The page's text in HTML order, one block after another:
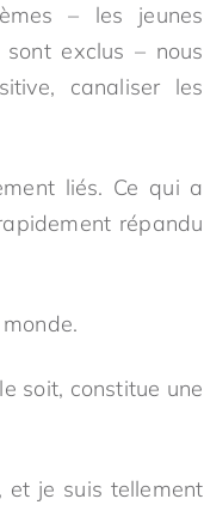
– les jeunes
exclus – nous
canaliser les
liés. Ce qui a
répandu
soit, constitue une
et je suis tellement